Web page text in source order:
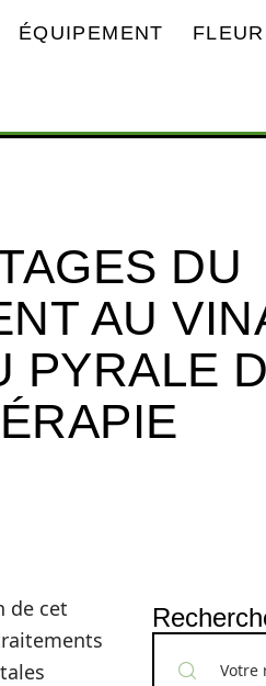
ÉQUIPEMENT
DU
AU
PYRALE
de cet